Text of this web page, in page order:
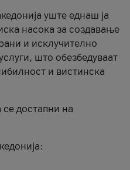
уште еднаш ја
насока за создавање
и исклучително
што обезбедуваат
и вистинска
се достапни на